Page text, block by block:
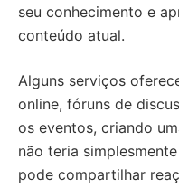
seu conhecimento e
conteúdo atual.
Alguns serviços
online, fóruns de
os eventos, criando
não teria
pode compartilhar